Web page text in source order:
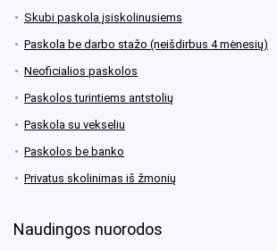
Skubi paskola įsiskolinusiems
Paskola be darbo stažo (neišdirbus 4 mėnesių)
Neoficialios paskolos
Paskolos turintiems antstolių
Paskola su vekseliu
Paskolos be banko
Privatus skolinimas iš žmonių
Naudingos nuorodos